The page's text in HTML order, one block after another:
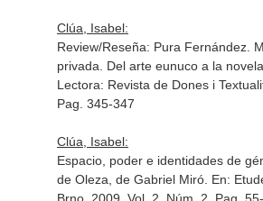
Clúa, Isabel:
Review/Reseña: Pura Fernández.
privada. Del arte eunuco a la
Lectora: Revista de Dones i
Pag. 345-347
Clúa, Isabel:
Espacio, poder e identidades de
de Oleza, de Gabriel Miró. En: